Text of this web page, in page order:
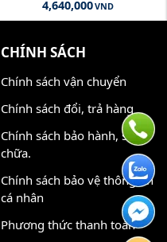
4,640,000VND
CHÍNH SÁCH
Chính sách vận chuyển
Chính sách đổi, trả hàng
Chính sách bảo hành, sửa
chữa.
Chính sách bảo vệ thông tin
cá nhân
Phương thức thanh toán